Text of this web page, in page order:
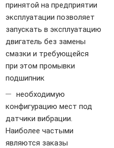
принятой на предприятии
эксплуатации позволяет
запускать в эксплуатацию
двигатель без замены
смазки и требующейся
при этом промывки
подшипник
необходимую
конфигурацию мест под
датчики вибрации.
Наиболее частыми
являются заказы